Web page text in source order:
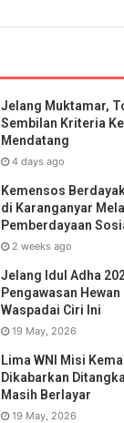
Jelang Muktamar,
Sembilan Kriteria
Mendatang
4 days ago
Kemensos
di Karanganyar
Pemberdayaan
2 weeks ago
Jelang Idul Adha
Pengawasan
Waspadai Ciri Ini
19 May, 2026
Lima WNI Misi
Dikabarkan
Masih Berlayar
19 May, 2026